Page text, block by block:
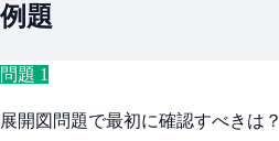
例題
問題 1
展開図問題で最初に確認すべきは？